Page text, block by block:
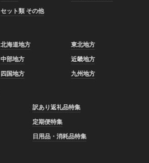
セット類 その他
北海道地方
東北地方
中部地方
近畿地方
四国地方 九州地方
訳あり返礼品特集
定期便特集
日用品・消耗品特集